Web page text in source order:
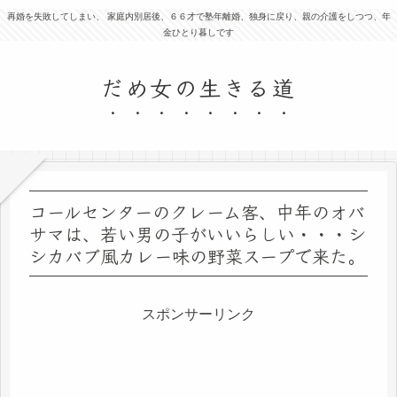
再婚を失敗してしまい、 家庭内別居後、６６才で塾年離婚、独身に戻り、親の介護をしつつ、年
金ひとり暮しです
だめ女の生きる道
コールセンターのクレーム客、中年のオバ
サマは、若い男の子がいいらしい・・・シ
シカバブ風カレー味の野菜スープで来た。
スポンサーリンク